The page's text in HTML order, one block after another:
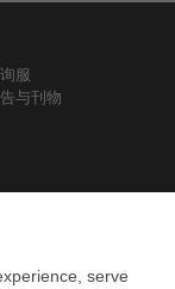
服
与刊物